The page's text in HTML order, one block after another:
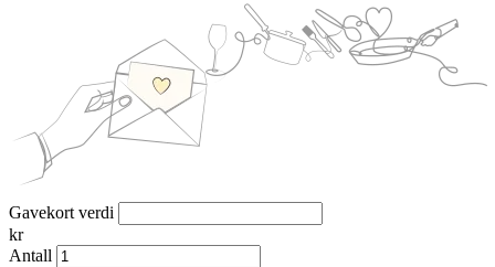
Gavekort verdi
kr
Antall